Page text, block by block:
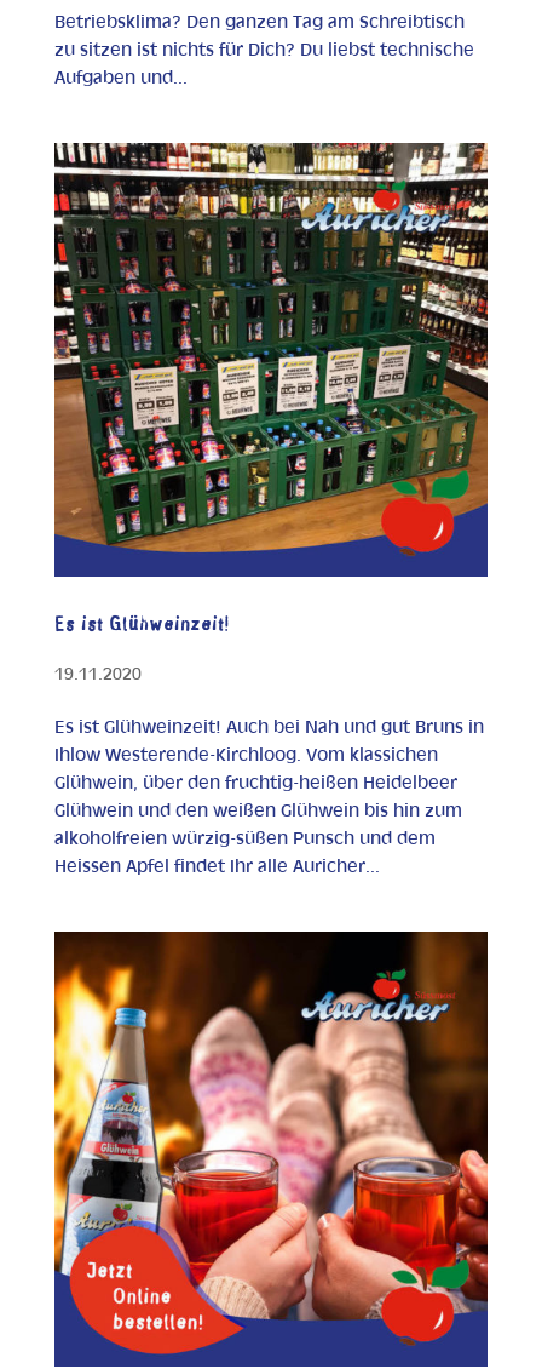
Betriebsklima? Den ganzen Tag am Schreibtisch
zu sitzen ist nichts für Dich? Du liebst technische
Aufgaben und...
Es ist Glühweinzeit!
19.11.2020
Es ist Glühweinzeit! Auch bei Nah und gut Bruns in
Ihlow Westerende-Kirchloog. Vom klassichen
Glühwein, über den fruchtig-heißen Heidelbeer
Glühwein und den weißen Glühwein bis hin zum
alkoholfreien würzig-süßen Punsch und dem
Heissen Apfel findet Ihr alle Auricher...